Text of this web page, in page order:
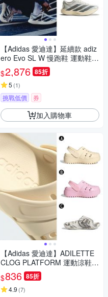
【Adidas 愛迪達】延續款 adiz
ero Evo SL W 慢跑鞋 運動鞋
女 A-JP7147 B-KJ0440
$2,876 85折
5 (1)
挑戰低價 券
加入購物車
【Adidas 愛迪達】ADILETTE
CLOG PLATFORM 運動涼鞋
運動拖鞋 男女 A-JP7159 B-JR
2626 精選三款
$836 85折
4.9 (7)